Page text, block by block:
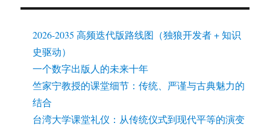
2026-2035 高频迭代版路线图（独狼开发者 + 知识
史驱动）
一个数字出版人的未来十年
竺家宁教授的课堂细节：传统、严谨与古典魅力的
结合
台湾大学课堂礼仪：从传统仪式到现代平等的演变